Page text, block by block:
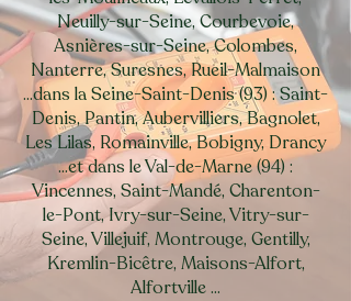
Neuilly-sur-Seine, Courbevoie,
Asnières-sur-Seine, Colombes,
Nanterre, Suresnes, Rueil-Malmaison
...dans la Seine-Saint-Denis (93) : Saint-
Denis, Pantin, Aubervilliers, Bagnolet,
Les Lilas, Romainville, Bobigny, Drancy
...et dans le Val-de-Marne (94) :
Vincennes, Saint-Mandé, Charenton-
le-Pont, Ivry-sur-Seine, Vitry-sur-
Seine, Villejuif, Montrouge, Gentilly,
Kremlin-Bicêtre, Maisons-Alfort,
Alfortville ...